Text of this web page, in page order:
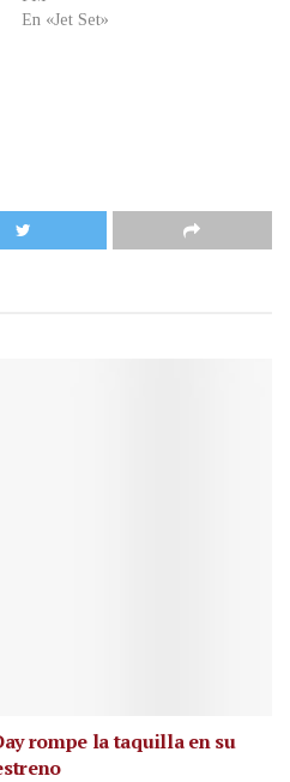
En «Jet Set»
rompe la taquilla en su